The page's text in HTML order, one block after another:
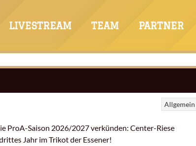
LIVESTREAM TEAM PARTNER
Allgemein
ProA-Saison 2026/2027 verkünden: Center-Riese
Jahr im Trikot der Essener!